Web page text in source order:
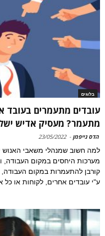
בלוגים
עובדים מתעמרים בעובד
מתעמר? מעסיק אדיש
הדס גייפמן -
23/05/2022
למה חשוב שמנהלי משאבי האנוש
מערכות היחסים במקום העבודה,
קורבן להתעמרות במקום העבודה,
ע"י עובדים אחרים, לקוחות או